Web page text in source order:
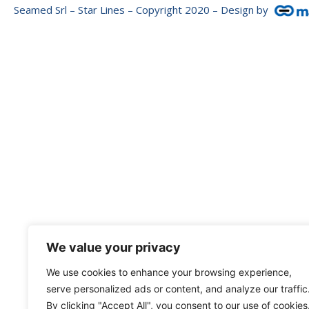
We value your privacy
We use cookies to enhance your browsing experience,
serve personalized ads or content, and analyze our
By clicking "Accept All", you consent to our use of
Seamed Srl – Star Lines – Copyright 2020 – Design by